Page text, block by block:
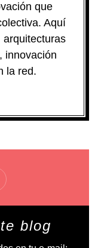
que
Aquí
arquitecturas
innovación
la red.
blog